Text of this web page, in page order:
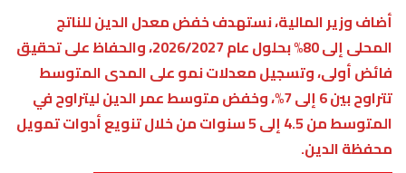
أضاف وزير المالية، نستهدف خفض معدل الدين للناتج
المحلى إلى 80% بحلول عام 2026/2027، والحفاظ على تحقيق
فائض أولى، وتسجيل معدلات نمو على المدى المتوسط
تتراوح بين 6 إلى 7%، وخفض متوسط عمر الدين ليتراوح في
المتوسط من 4.5 إلى 5 سنوات من خلال تنويع أدوات تمويل
محفظة الدين.